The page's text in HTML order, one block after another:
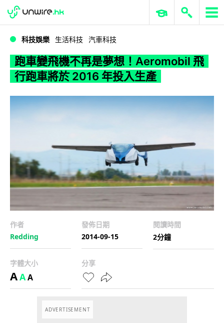
WWDC 2026 ERP 與商業 AI
科技娛樂 生活科技 汽車科技
跑車變飛機不再是夢想！Aeromobil 飛
行跑車將於 2016 年投入生產
作者
Redding
發佈日期
2014-09-15
閱讀時間
2分鐘
字體大小
AAA
分享
ADVERTISEMENT